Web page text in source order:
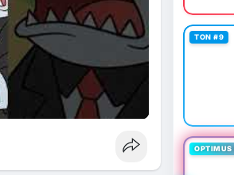
TON #9
OPTIMUS